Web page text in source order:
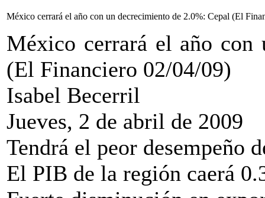
México cerrará el año con un decrecimiento de 2.0%: Cepal (El
México cerrará el año con
(El Financiero 02/04/09)
Isabel Becerril
Jueves, 2 de abril de 2009
Tendrá el peor desempeño
El PIB de la región caerá